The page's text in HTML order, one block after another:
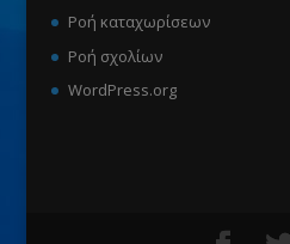
Ροή καταχωρίσεων
Ροή σχολίων
WordPress.org